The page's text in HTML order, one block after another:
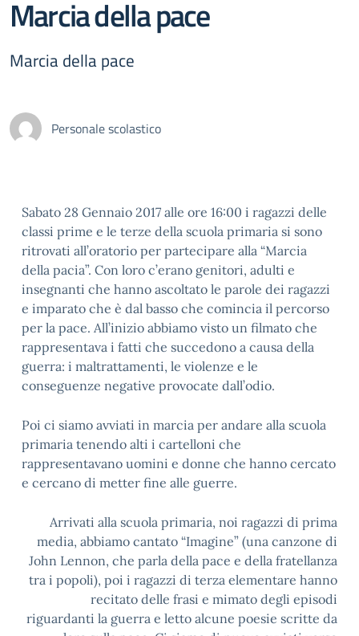
Marcia della pace
Marcia della pace
Personale scolastico
Sabato 28 Gennaio 2017 alle ore 16:00 i ragazzi delle
classi prime e le terze della scuola primaria si sono
ritrovati all’oratorio per partecipare alla “Marcia
della pacia”. Con loro c’erano genitori, adulti e
insegnanti che hanno ascoltato le parole dei ragazzi
e imparato che è dal basso che comincia il percorso
per la pace. All’inizio abbiamo visto un filmato che
rappresentava i fatti che succedono a causa della
guerra: i maltrattamenti, le violenze e le
conseguenze negative provocate dall’odio.
Poi ci siamo avviati in marcia per andare alla scuola
primaria tenendo alti i cartelloni che
rappresentavano uomini e donne che hanno cercato
e cercano di metter fine alle guerre.
Arrivati alla scuola primaria, noi ragazzi di prima
media, abbiamo cantato “Imagine” (una canzone di
John Lennon, che parla della pace e della fratellanza
tra i popoli), poi i ragazzi di terza elementare hanno
recitato delle frasi e mimato degli episodi
riguardanti la guerra e letto alcune poesie scritte da